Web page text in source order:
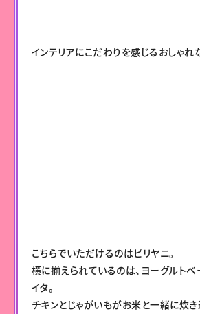
インテリアにこだわりを感じるおしゃれ
こちらでいただけるのはビリヤニ。
横に揃えられているのは、ヨーグルトベ
イタ。
チキンとじゃがいもがお米と一緒に炊